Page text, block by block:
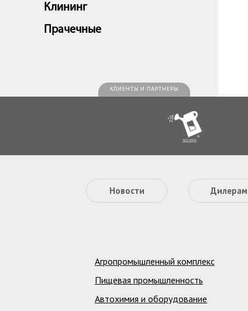
Клининг
Прачечные
КЛИЕНТЫ И ПАРТНЕРЫ
Новости Дилерам
Агропромышленный комплекс
Пищевая промышленность
Автохимия и оборудование